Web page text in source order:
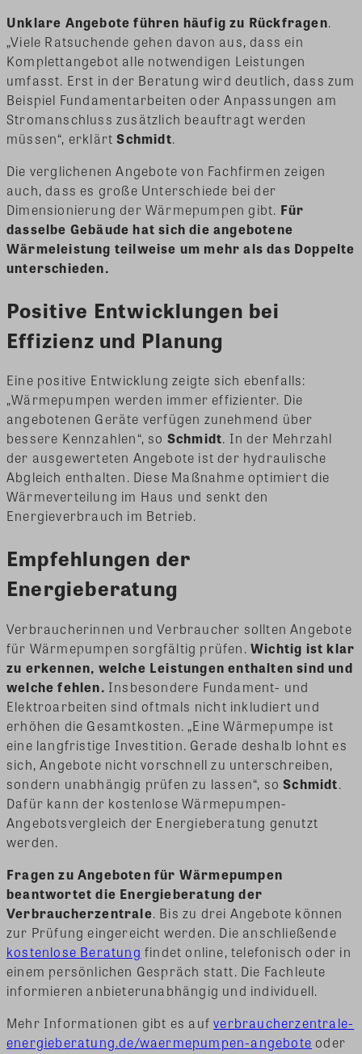
Unklare Angebote führen häufig zu Rückfragen.
„Viele Ratsuchende gehen davon aus, dass ein
Komplettangebot alle notwendigen Leistungen
umfasst. Erst in der Beratung wird deutlich, dass zum
Beispiel Fundamentarbeiten oder Anpassungen am
Stromanschluss zusätzlich beauftragt werden
müssen“, erklärtSchmidt.
Die verglichenen Angebote von Fachfirmen zeigen
auch, dass es große Unterschiede bei der
Dimensionierung der Wärmepumpen gibt. Für
dasselbe Gebäude hat sich die angebotene
Wärmeleistung teilweise um mehr als das Doppelte
unterschieden.
Positive Entwicklungen bei
Effizienz und Planung
Eine positive Entwicklung zeigte sich ebenfalls:
„Wärmepumpen werden immer effizienter. Die
angebotenen Geräte verfügen zunehmend über
bessere Kennzahlen“, so Schmidt. In der Mehrzahl
der ausgewerteten Angebote ist der hydraulische
Abgleich enthalten. Diese Maßnahme optimiert die
Wärmeverteilung im Haus und senkt den
Energieverbrauch im Betrieb.
Empfehlungen der
Energieberatung
Verbraucherinnen und Verbraucher sollten Angebote
für Wärmepumpen sorgfältig prüfen.Wichtig ist klar
zu erkennen, welche Leistungen enthalten sind und
welche fehlen. Insbesondere Fundament- und
Elektroarbeiten sind oftmals nicht inkludiert und
erhöhen die Gesamtkosten. „Eine Wärmepumpe ist
eine langfristige Investition. Gerade deshalb lohnt es
sich, Angebote nicht vorschnell zu unterschreiben,
sondern unabhängig prüfen zu lassen“, soSchmidt.
Dafür kann der kostenlose Wärmepumpen-
Angebotsvergleich der Energieberatung genutzt
werden.
Fragen zu Angeboten für Wärmepumpen
beantwortet die Energieberatung der
Verbraucherzentrale. Bis zu drei Angebote können
zur Prüfung eingereicht werden. Die anschließende
kostenlose Beratung findet online, telefonisch oder in
einem persönlichen Gespräch statt. Die Fachleute
informieren anbieterunabhängig und individuell.
Mehr Informationen gibt es aufverbraucherzentrale-
energieberatung.de/waermepumpen-angebote oder